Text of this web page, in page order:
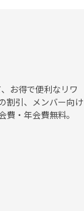
お得で便利なリワ
割引、メンバー向け
・年会費無料。